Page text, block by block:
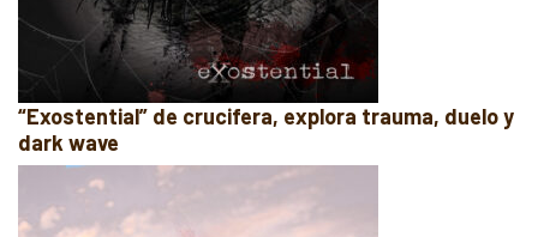
“Exostential” de crucifera, explora trauma, duelo y
dark wave